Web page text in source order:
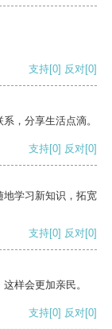
支持[0] 反对[0]
，分享生活点滴。
支持[0] 反对[0]
地学习新知识，拓宽
支持[0] 反对[0]
样会更加亲民。
支持[0] 反对[0]